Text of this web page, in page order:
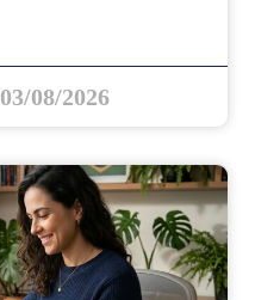
03/08/2026